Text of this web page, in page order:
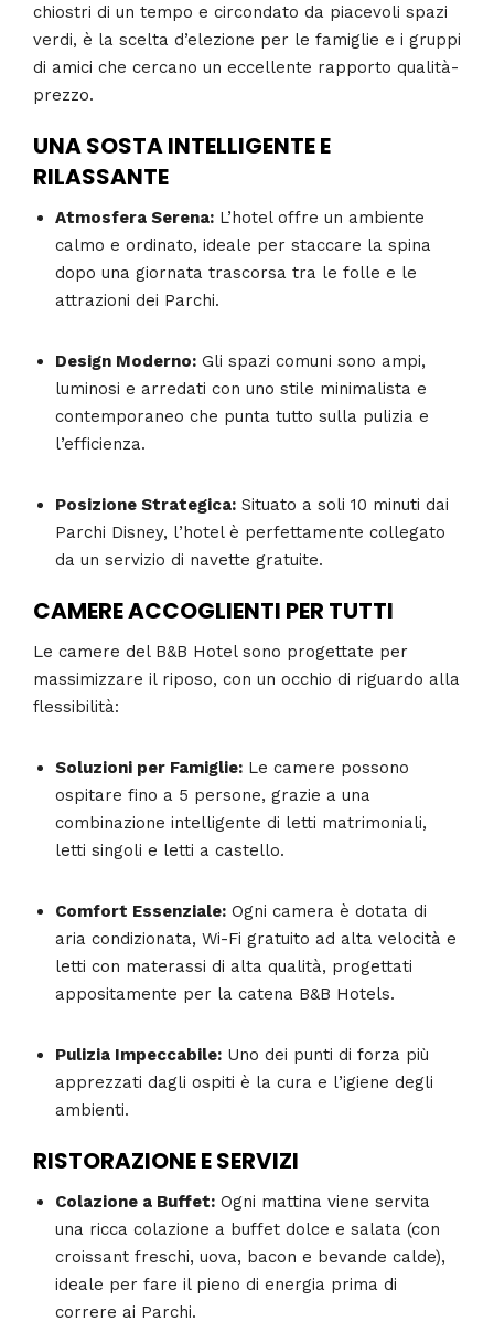
chiostri di un tempo e circondato da piacevoli spazi
verdi, è la scelta d’elezione per le famiglie e i gruppi
di amici che cercano un eccellente rapporto qualità-
prezzo.
UNA SOSTA INTELLIGENTE E
RILASSANTE
Atmosfera Serena: L’hotel offre un ambiente
calmo e ordinato, ideale per staccare la spina
dopo una giornata trascorsa tra le folle e le
attrazioni dei Parchi.
Design Moderno: Gli spazi comuni sono ampi,
luminosi e arredati con uno stile minimalista e
contemporaneo che punta tutto sulla pulizia e
l’efficienza.
Posizione Strategica: Situato a soli 10 minuti dai
Parchi Disney, l’hotel è perfettamente collegato
da un servizio di navette gratuite.
CAMERE ACCOGLIENTI PER TUTTI
Le camere del B&B Hotel sono progettate per
massimizzare il riposo, con un occhio di riguardo alla
flessibilità:
Soluzioni per Famiglie: Le camere possono
ospitare fino a 5 persone, grazie a una
combinazione intelligente di letti matrimoniali,
letti singoli e letti a castello.
Comfort Essenziale: Ogni camera è dotata di
aria condizionata, Wi-Fi gratuito ad alta velocità e
letti con materassi di alta qualità, progettati
appositamente per la catena B&B Hotels.
Pulizia Impeccabile: Uno dei punti di forza più
apprezzati dagli ospiti è la cura e l’igiene degli
ambienti.
RISTORAZIONE E SERVIZI
Colazione a Buffet: Ogni mattina viene servita
una ricca colazione a buffet dolce e salata (con
croissant freschi, uova, bacon e bevande calde),
ideale per fare il pieno di energia prima di
correre ai Parchi.